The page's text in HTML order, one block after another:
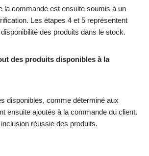
la commande est ensuite soumis à un
Les étapes 4 et 5 représentent
disponibilité des produits dans le stock.
des produits disponibles à la
disponibles, comme déterminé aux
ensuite ajoutés à la commande du client.
réussie des produits.